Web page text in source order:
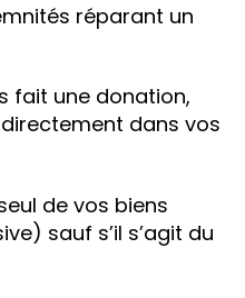
réparant un
fait une donation,
dans vos
de vos biens
sauf s’il s’agit du